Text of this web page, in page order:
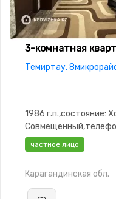
3-комнатная
Темиртау,
1986 г.п.,состояние:
частное лицо
Карагандинская обл.